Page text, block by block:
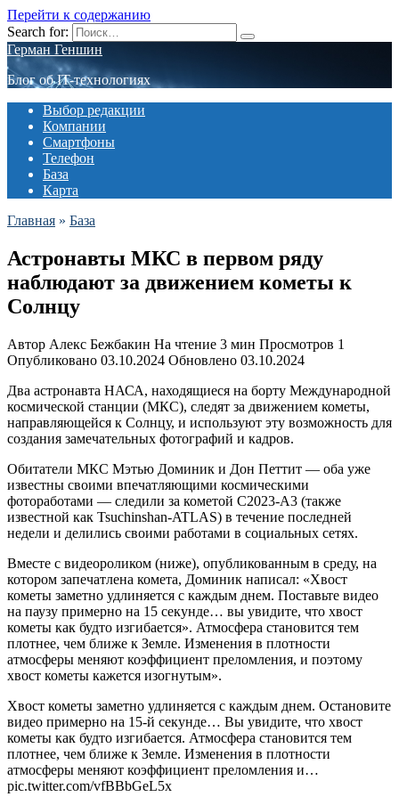
Перейти к содержанию
Search for:
Герман Геншин
Блог об IT-технологиях
Выбор редакции
Компании
Смартфоны
Телефон
База
Карта
Главная » База
Астронавты МКС в первом ряду
наблюдают за движением кометы к
Солнцу
Автор Алекс Бежбакин На чтение 3 мин Просмотров 1
Опубликовано 03.10.2024 Обновлено 03.10.2024
Два астронавта НАСА, находящиеся на борту Международной
космической станции (МКС), следят за движением кометы,
направляющейся к Солнцу, и используют эту возможность для
создания замечательных фотографий и кадров.
Обитатели МКС Мэтью Доминик и Дон Петтит — оба уже
известны своими впечатляющими космическими
фотоработами — следили за кометой C2023-A3 (также
известной как Tsuchinshan-ATLAS) в течение последней
недели и делились своими работами в социальных сетях.
Вместе с видеороликом (ниже), опубликованным в среду, на
котором запечатлена комета, Доминик написал: «Хвост
кометы заметно удлиняется с каждым днем. Поставьте видео
на паузу примерно на 15 секунде… вы увидите, что хвост
кометы как будто изгибается». Атмосфера становится тем
плотнее, чем ближе к Земле. Изменения в плотности
атмосферы меняют коэффициент преломления, и поэтому
хвост кометы кажется изогнутым».
Хвост кометы заметно удлиняется с каждым днем. Остановите
видео примерно на 15-й секунде… Вы увидите, что хвост
кометы как будто изгибается. Атмосфера становится тем
плотнее, чем ближе к Земле. Изменения в плотности
атмосферы меняют коэффициент преломления и…
pic.twitter.com/vfBBbGeL5x